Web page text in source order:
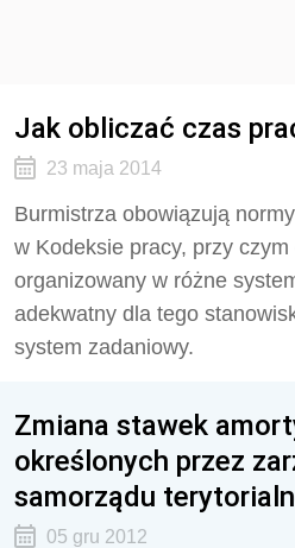
Jak obliczać czas
23 maja 2014
Burmistrza obowiązują
w Kodeksie pracy, przy
organizowany w różne
adekwatny dla tego
system zadaniowy.
Zmiana stawek
określonych przez
samorządu
05 gru 2012